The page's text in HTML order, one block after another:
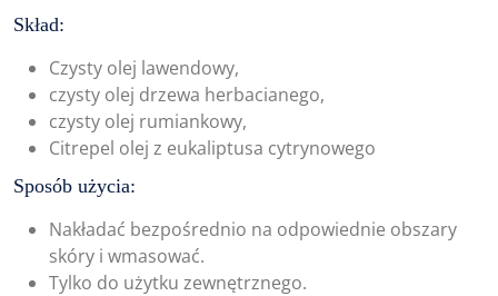
Skład:
Czysty olej lawendowy,
czysty olej drzewa herbacianego,
czysty olej rumiankowy,
Citrepel olej z eukaliptusa cytrynowego
Sposób użycia:
Nakładać bezpośrednio na odpowiednie obszary
skóry i wmasować.
Tylko do użytku zewnętrznego.